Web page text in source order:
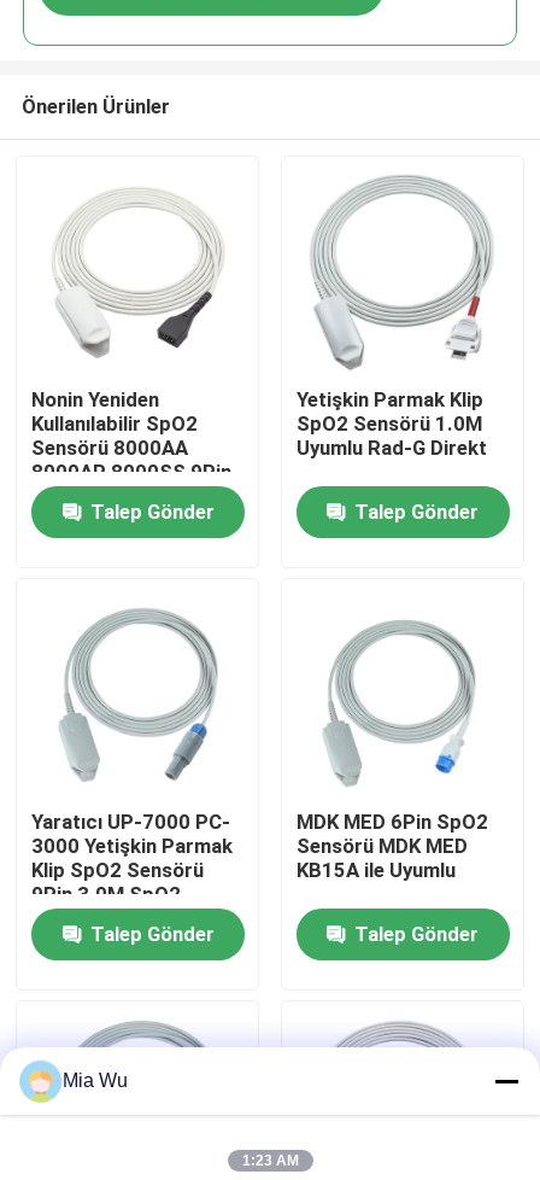
Ev
Hakkımızda
Fabrika turu
Kalite kontrol
Bize Ulaşın
Haberler
Bir teklif isteği
Yeniden kullanılabilir spO2 sensörü
Önerilen Ürünler
Nonin Yeniden
Kullanılabilir SpO2
Sensörü 8000AA
8000AP 8000SS 9Pin
7500 8800 Xpod 3012
Yetişkin Parmak Klipsi
SpO2 Probu
Talep Gönder
Yetişkin Parmak Klip
SpO2 Sensörü 1.0M
Uyumlu Rad-G Direkt
Talep Gönder
Yaratıcı UP-7000 PC-
3000 Yetişkin Parmak
Klip SpO2 Sensörü
9Pin 3.0M SpO2
Sonda
Talep Gönder
MDK MED 6Pin SpO2
Sensörü MDK MED
KB15A ile Uyumlu
Talep Gönder
Mia Wu
1:23 AM